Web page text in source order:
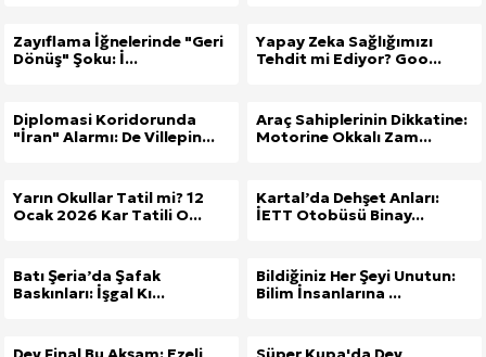
Zayıflama İğnelerinde "Geri
Dönüş" Şoku: İ...
Yapay Zeka Sağlığımızı
Tehdit mi Ediyor? Goo...
Diplomasi Koridorunda
"İran" Alarmı: De Villepin...
Araç Sahiplerinin Dikkatine:
Motorine Okkalı Zam...
Yarın Okullar Tatil mi? 12
Ocak 2026 Kar Tatili O...
Kartal’da Dehşet Anları:
İETT Otobüsü Binay...
Batı Şeria’da Şafak
Baskınları: İşgal Kı...
Bildiğiniz Her Şeyi Unutun:
Bilim İnsanlarına ...